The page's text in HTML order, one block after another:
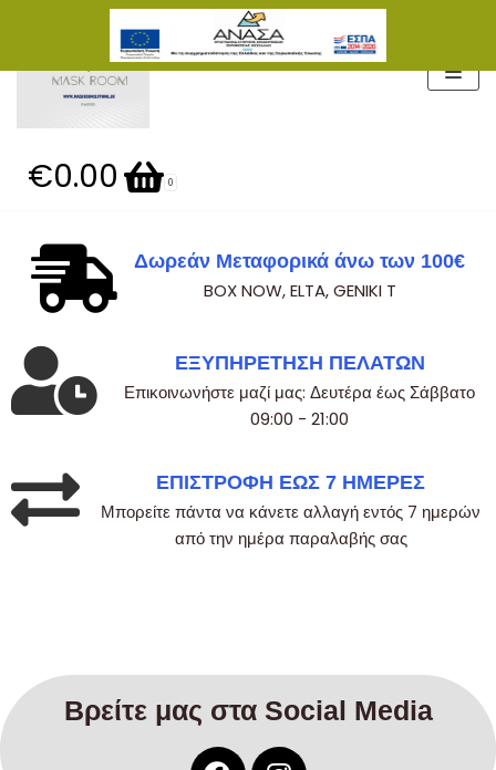
Μεταπηδήστε
περιεχόμενο
€0.00 0
Δωρεάν Μεταφορικά άνω των 100€
BOX NOW, ELTA, GENIKI T
ΕΞΥΠΗΡΕΤΗΣΗ ΠΕΛΑΤΩΝ
Επικοινωνήστε μαζί μας: Δευτέρα έως Σάββατο
09:00 - 21:00
ΕΠΙΣΤΡΟΦΗ ΕΩΣ 7 ΗΜΕΡΕΣ
Μπορείτε πάντα να κάνετε αλλαγή εντός 7 ημερών
από την ημέρα παραλαβής σας
Βρείτε μας στα Social Media